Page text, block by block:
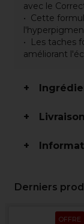
avec le
Cette
Les taches
améliorant
Derniers
OFFRE